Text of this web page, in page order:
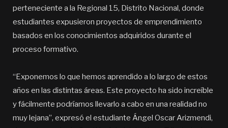
perteneciente a la Regional 15, Distrito Nacional, donde
estudiantes expusieron proyectos de emprendimiento
basados en los conocimientos adquiridos durante el
proceso formativo.
“Exponemos lo que hemos aprendido a lo largo de estos
años en las distintas áreas. Este proyecto ha sido increíble
y fácilmente podríamos llevarlo a cabo en una realidad no
muy lejana”, expresó el estudiante Ángel Oscar Arizmendi,